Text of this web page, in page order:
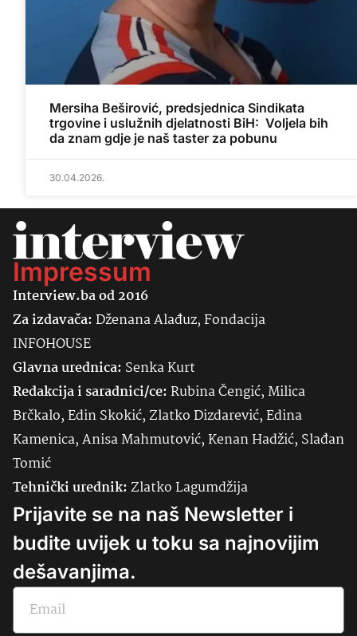
Mersiha Beširović, predsjednica Sindikata
trgovine i uslužnih djelatnosti BiH: Voljela bih
da znam gdje je naš taster za pobunu
30.04.2026.
Impressum
Interview.ba od 2016
Za izdavača:Dženana Alađuz, Fondacija
INFOHOUSE
Glavna urednica: SenkaKurt
Redakcija i saradnici/ce:Rubina Čengić, Milica
Brčkalo, Edin Skokić, Zlatko Dizdarević, Edina
Kamenica, Anisa Mahmutović, Kenan Hadžić, Slađan
Tomić
Tehnički urednik:Zlatko Lagumdžija
Prijavite se na naš Newsletter i
budite uvijek u toku sa najnovijim
dešavanjima.